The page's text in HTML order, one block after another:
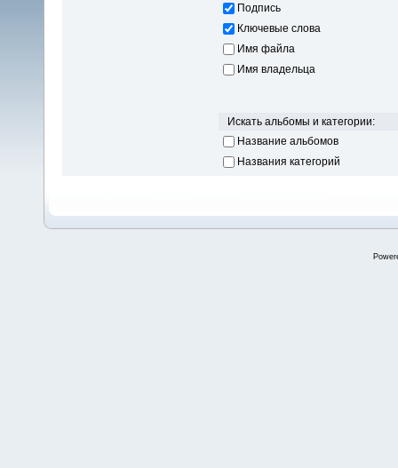
Подпись
Ключевые слова
Имя файла
Имя владельца
Искать альбомы и категории:
Название альбомов
Названия категорий